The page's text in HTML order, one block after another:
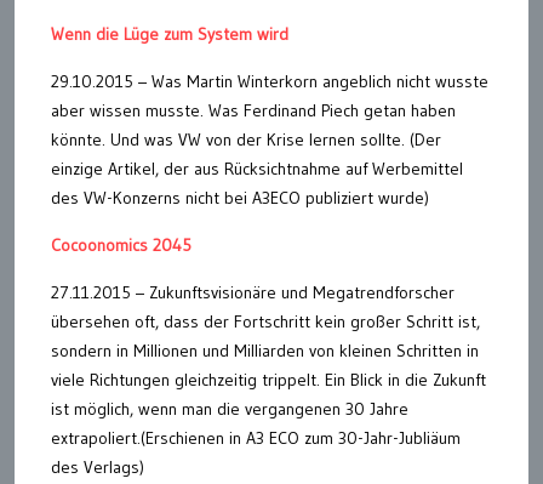
Wenn die Lüge zum System wird
29.10.2015 – Was Martin Winterkorn angeblich nicht wusste
aber wissen musste. Was Ferdinand Piech getan haben
könnte. Und was VW von der Krise lernen sollte. (Der
einzige Artikel, der aus Rücksichtnahme auf Werbemittel
des VW-Konzerns nicht bei A3ECO publiziert wurde)
Cocoonomics 2045
27.11.2015 – Zukunftsvisionäre und Megatrendforscher
übersehen oft, dass der Fortschritt kein großer Schritt ist,
sondern in Millionen und Milliarden von kleinen Schritten in
viele Richtungen gleichzeitig trippelt. Ein Blick in die Zukunft
ist möglich, wenn man die vergangenen 30 Jahre
extrapoliert.(Erschienen in A3 ECO zum 30-Jahr-Jubliäum
des Verlags)